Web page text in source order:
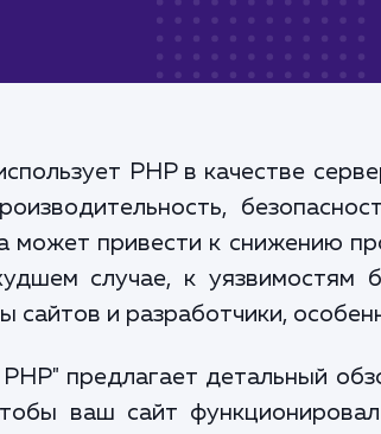
PHP в качестве
может привести к снижению
случае, к уязвимостям
сайтов и разработчики,
PHP" предлагает детальный
ваш сайт